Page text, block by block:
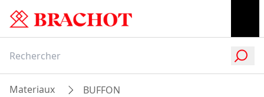
Materiaux BUFFON